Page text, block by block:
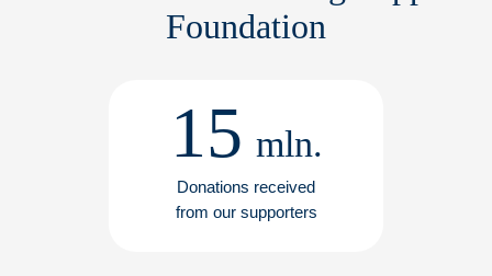
Foundation
15 mln.
Donations received
from our supporters